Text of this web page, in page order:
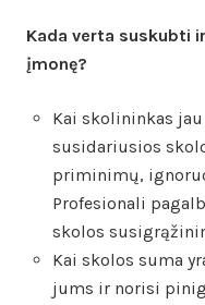
Kada verta suskubti
įmonę?
Kai skolininkas
susidariusios
priminimų,
Profesionali
skolos
Kai skolos suma
jums ir norisi